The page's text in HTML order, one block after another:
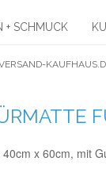
+ SCHMUCK
x 60cm, mit